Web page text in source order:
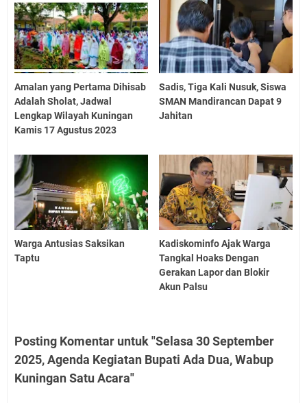
Amalan yang Pertama Dihisab
Adalah Sholat, Jadwal
Lengkap Wilayah Kuningan
Kamis 17 Agustus 2023
Sadis, Tiga Kali Nusuk, Siswa
SMAN Mandirancan Dapat 9
Jahitan
Warga Antusias Saksikan
Taptu
Kadiskominfo Ajak Warga
Tangkal Hoaks Dengan
Gerakan Lapor dan Blokir
Akun Palsu
Posting Komentar untuk "Selasa 30 September
2025, Agenda Kegiatan Bupati Ada Dua, Wabup
Kuningan Satu Acara"